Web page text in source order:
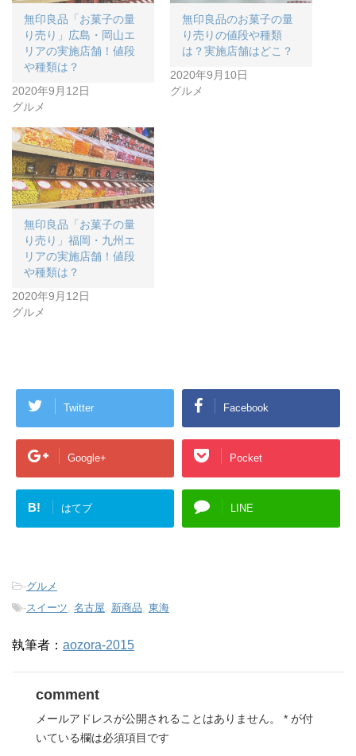
無印良品「お菓子の量
り売り」広島・岡山エ
リアの実施店舗！値段
や種類は？
2020年9月12日
グルメ
無印良品のお菓子の量
り売りの値段や種類
は？実施店舗はどこ？
2020年9月10日
グルメ
無印良品「お菓子の量
り売り」福岡・九州エ
リアの実施店舗！値段
や種類は？
2020年9月12日
グルメ
Twitter Facebook
Google+ Pocket
B! はてブ LINE
-グルメ
-スイーツ 名古屋 新商品 東海
執筆者： aozora-2015
comment
メールアドレスが公開されることはありません。 * が付
いている欄は必須項目です